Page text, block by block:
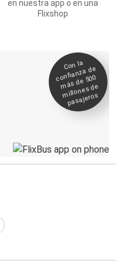
en nuestra app o en una
Flixshop
Con la
confianza de
más de 500
millones de
pasajeros